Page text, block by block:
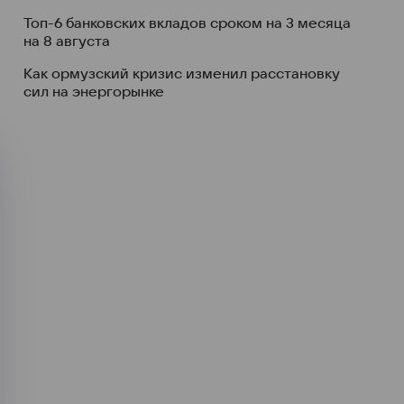
Топ-6 банковских вкладов сроком на 3 месяца
на 8 августа
Как ормузский кризис изменил расстановку
сил на энергорынке